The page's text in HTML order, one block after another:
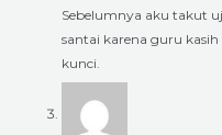
Sebelumnya aku takut
santai karena guru
kunci.